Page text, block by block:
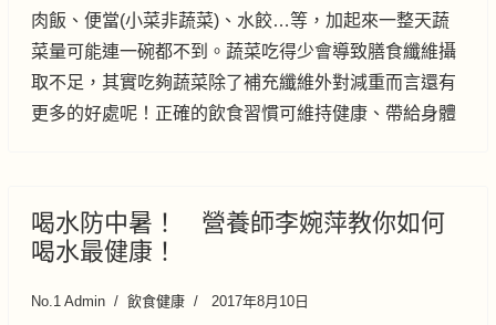
肉飯、便當(小菜非蔬菜)、水餃…等，加起來一整天蔬
菜量可能連一碗都不到。蔬菜吃得少會導致膳食纖維攝
取不足，其實吃夠蔬菜除了補充纖維外對減重而言還有
更多的好處呢！正確的飲食習慣可維持健康、帶給身體
喝水防中暑！ 營養師李婉萍教你如何
喝水最健康！
No.1 Admin 飲食健康 2017年8月10日